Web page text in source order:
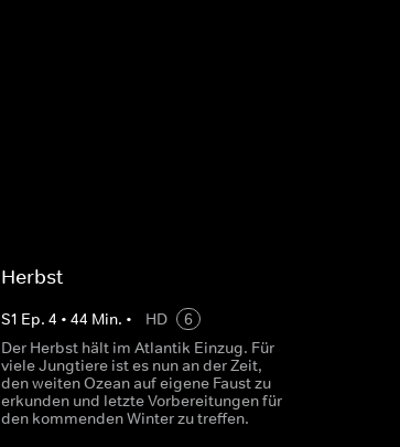
Herbst
S1 Ep. 4 • 44 Min. • HD
6
Der Herbst hält im Atlantik Einzug. Für
viele Jungtiere ist es nun an der Zeit,
den weiten Ozean auf eigene Faust zu
erkunden und letzte Vorbereitungen für
den kommenden Winter zu treffen.